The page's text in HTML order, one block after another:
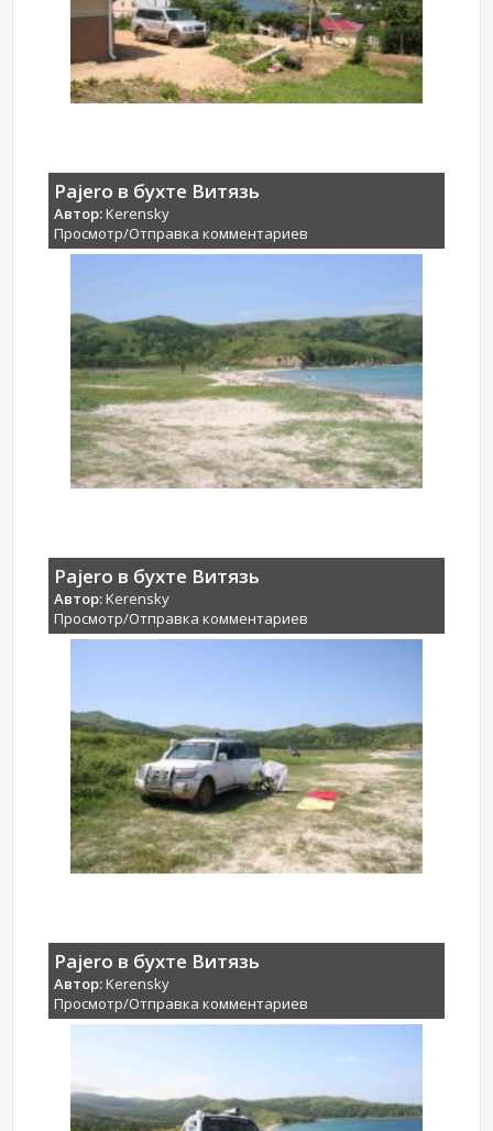
Pajero в бухте Витязь
Автор:Kerensky
Просмотр/Отправка комментариев
Pajero в бухте Витязь
Автор:Kerensky
Просмотр/Отправка комментариев
Pajero в бухте Витязь
Автор:Kerensky
Просмотр/Отправка комментариев